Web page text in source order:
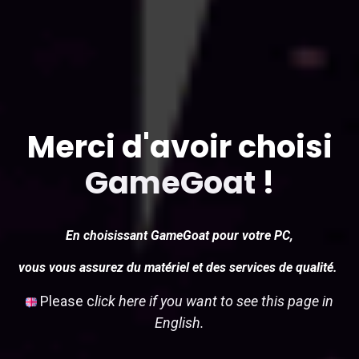
Merci d'avoir choisi
GameGoat !
En choisissant GameGoat pour votre PC,
vous vous assurez du matériel et des services de qualité.
Please click here if you want to see this page in
English.